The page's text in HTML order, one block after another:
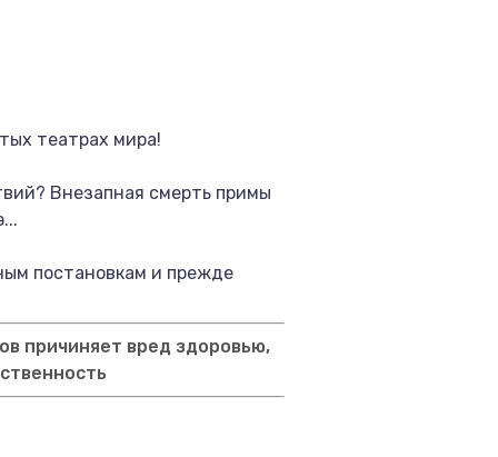
театрах мира!
Внезапная смерть примы
постановкам и прежде
причиняет вред здоровью,